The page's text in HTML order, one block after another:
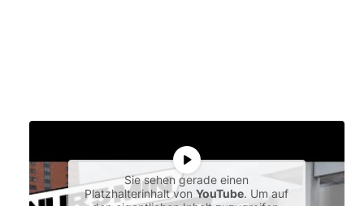
Sie sehen gerade einen
Platzhalterinhalt vonYouTube. Um auf